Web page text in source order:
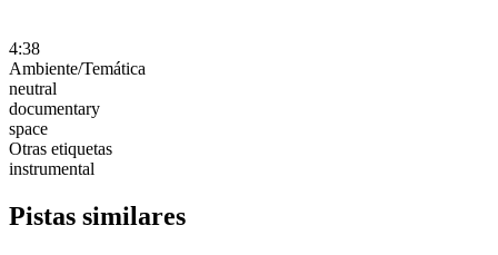
4:38
Ambiente/Temática
neutral
documentary
space
Otras etiquetas
instrumental
Pistas similares